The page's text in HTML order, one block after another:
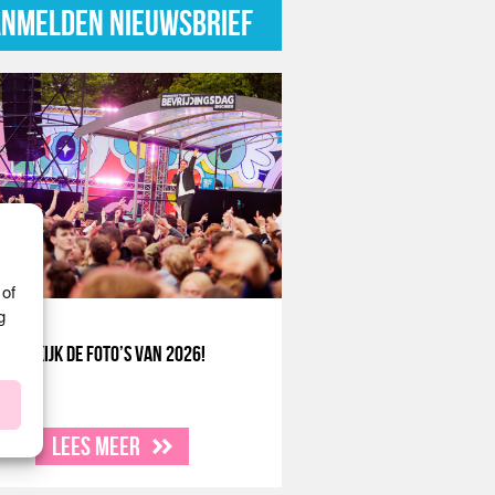
NIEUWSBRIEF
Bekijk de foto’s van 2026!
Lees meer